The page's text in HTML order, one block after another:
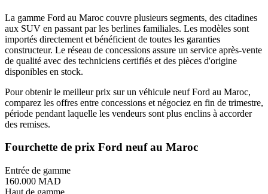
La gamme Ford au Maroc couvre plusieurs segments, des citadines
aux SUV en passant par les berlines familiales. Les modèles sont
importés directement et bénéficient de toutes les garanties
constructeur. Le réseau de concessions assure un service après-vente
de qualité avec des techniciens certifiés et des pièces d'origine
disponibles en stock.
Pour obtenir le meilleur prix sur un véhicule neuf Ford au Maroc,
comparez les offres entre concessions et négociez en fin de trimestre,
période pendant laquelle les vendeurs sont plus enclins à accorder
des remises.
Fourchette de prix Ford neuf au Maroc
Entrée de gamme
160.000 MAD